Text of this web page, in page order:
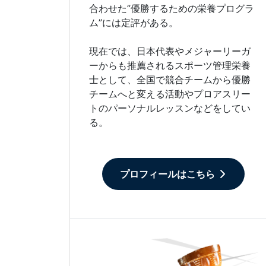
合わせた”優勝するための栄養プログラ
ム”には定評がある。
現在では、日本代表やメジャーリーガ
ーからも推薦されるスポーツ管理栄養
士として、全国で競合チームから優勝
チームへと変える活動やプロアスリー
トのパーソナルレッスンなどをしてい
る。
プロフィールはこちら